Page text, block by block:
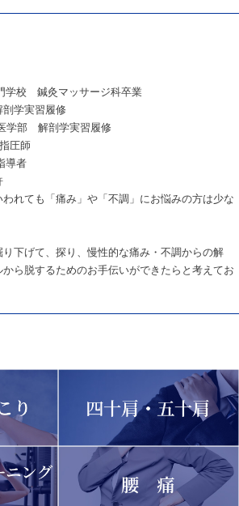
学校 鍼灸マッサージ科卒業
学実習履修
学部 解剖学実習履修
圧師
導者
れても「痛み」や「不調」にお悩みの方は少な
り下げて、探り、慢性的な痛み・不調からの解
ら脱するためのお手伝いができたらと考えてお